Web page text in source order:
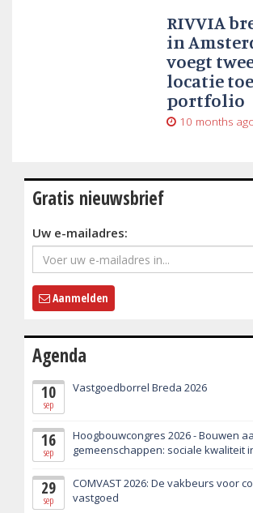
RIVVIA
in
voegt
locatie
portfolio
10 months
Gratis nieuwsbrief
Uw e-mailadres:
Aanmelden
Agenda
10
sep
Vastgoedborrel Breda 2026
16
sep
Hoogbouwcongres 2026 - Bouwen
gemeenschappen: sociale kwaliteit
29
sep
COMVAST 2026: De vakbeurs voor
vastgoed